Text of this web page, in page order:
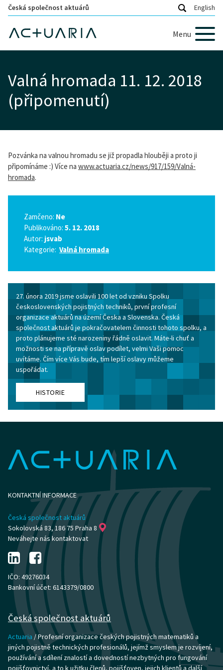
Česká společnost aktuárů English
Menu
Valná hromada 11. 12. 2018
(připomenutí)
Pozvánka na valnou hromadu se již propadla hlouběji a proto ji
připomínáme :) Více na www.actuaria.cz/news/917/159/Valná-
hromada.
Zamčeno: Ne
Publikováno: 5. 12. 2018
Autor: jsvab
Kategorie: Valná hromada
27. února 2019 jsme oslavili 100 let od vzniku Spolku
československých pojistných techniků, první profesní
organizace aktuárů na území Česka a Slovenska. Česká
společnost aktuárů je pokračovatelem činnosti tohoto spolku, a
proto plánujeme sté narozeniny řádně oslavit. Máte-li chuť a
možnosti se na přípravě oslav podílet, velmi Vaši pomoc
uvítáme. Čím více Vás bude, tím lepší oslavy můžeme
uspořádat.
HISTORIE
KONTAKTNÍ INFORMACE
Česká společnost aktuárů
Sokolovská 83, 186 75 Praha 8
Neváhejte nás kontaktovat
IČO: 49276034
Bankovní účet: 6143379/0800
Česká společnost aktuárů
Actuaria / Profesní organizace českých pojistných matematiků a
jiných pojistně technických profesionálů, jejímž smyslem je rozvíjení,
používání a sdílení znalostí a dovedností nezbytných pro fungování
pojišťovnictví, a to k užitku členů, pojišťoven, jejich klientů a další